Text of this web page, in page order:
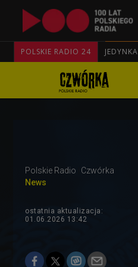
POLSKIE RADIO 24 JEDYNKA
Polskie Radio
Czwórka
News
ostatnia aktualizacja:
01.06.2026 13:42